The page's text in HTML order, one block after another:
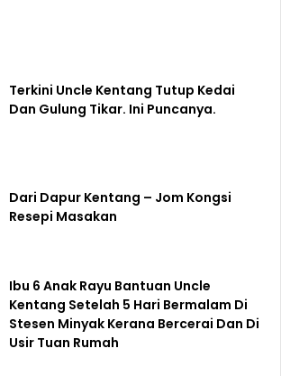
Terkini Uncle Kentang Tutup Kedai
Dan Gulung Tikar. Ini Puncanya.
Dari Dapur Kentang – Jom Kongsi
Resepi Masakan
Ibu 6 Anak Rayu Bantuan Uncle
Kentang Setelah 5 Hari Bermalam Di
Stesen Minyak Kerana Bercerai Dan Di
Usir Tuan Rumah